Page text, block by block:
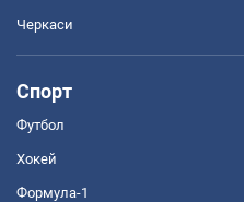
Черкаси
Спорт
Футбол
Хокей
Формула-1